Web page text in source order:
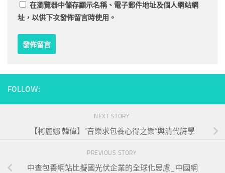
在瀏覽器中儲存顯示名稱、電子郵件地址及個人網站網
址，以供下次發佈留言時使用。
FOLLOW:
NEXT STORY
【柯麗娜 韓偉】“音樂求包養心得之樂”與清代詩學
PREVIOUS STORY
中查包養網站比擬國光伏企業的全球化思慮_中國網